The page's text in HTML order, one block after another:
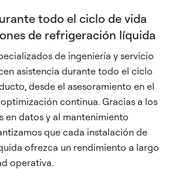
todo el ciclo de vida
de refrigeración líquida
de ingeniería y servicio
asistencia durante todo el ciclo
desde el asesoramiento en el
continua. Gracias a los
en datos y al mantenimiento
que cada instalación de
ofrezca un rendimiento a largo
operativa.